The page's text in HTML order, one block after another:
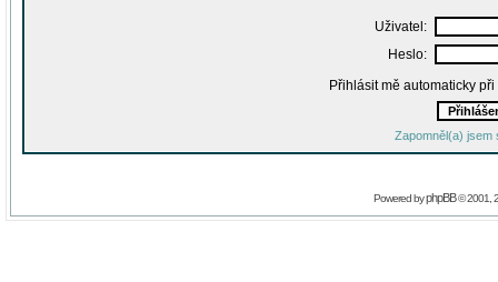
Uživatel:
Heslo:
Přihlásit mě automaticky
Zapomněl(a) jsem
Powered byphpBB© 2001,